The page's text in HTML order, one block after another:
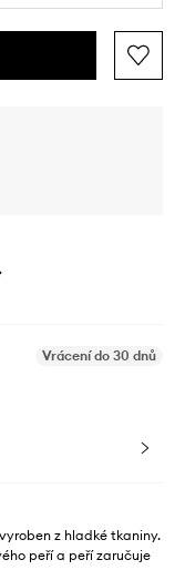
Vrácení do 30 dnů
z hladké tkaniny.
peří a peří zaručuje